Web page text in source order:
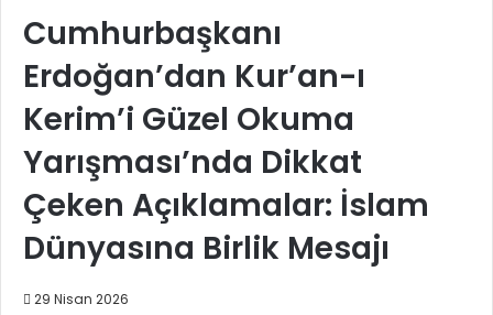
Cumhurbaşkanı
Erdoğan’dan Kur’an-ı
Kerim’i Güzel Okuma
Yarışması’nda Dikkat
Çeken Açıklamalar: İslam
Dünyasına Birlik Mesajı
29 Nisan 2026